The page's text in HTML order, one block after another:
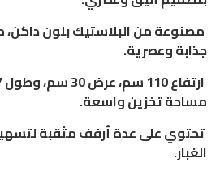
مصنوعة من البلاستيك بلون
جذابة وعصرية.
مساحة تخزين واسعة.
تحتوي على عدة أرفف مثقبة
الغبار.